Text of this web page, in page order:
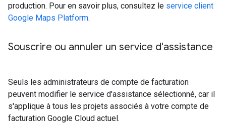
production. Pour en savoir plus, consultez le service client
Google Maps Platform.
Souscrire ou annuler un service d'assistance
Seuls les administrateurs de compte de facturation
peuvent modifier le service d'assistance sélectionné, car il
s'applique à tous les projets associés à votre compte de
facturation Google Cloud actuel.